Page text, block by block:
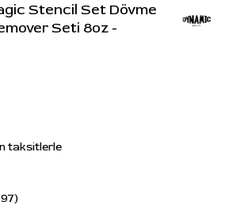
Stencil Set Dövme
Seti 8oz -
taksitlerle